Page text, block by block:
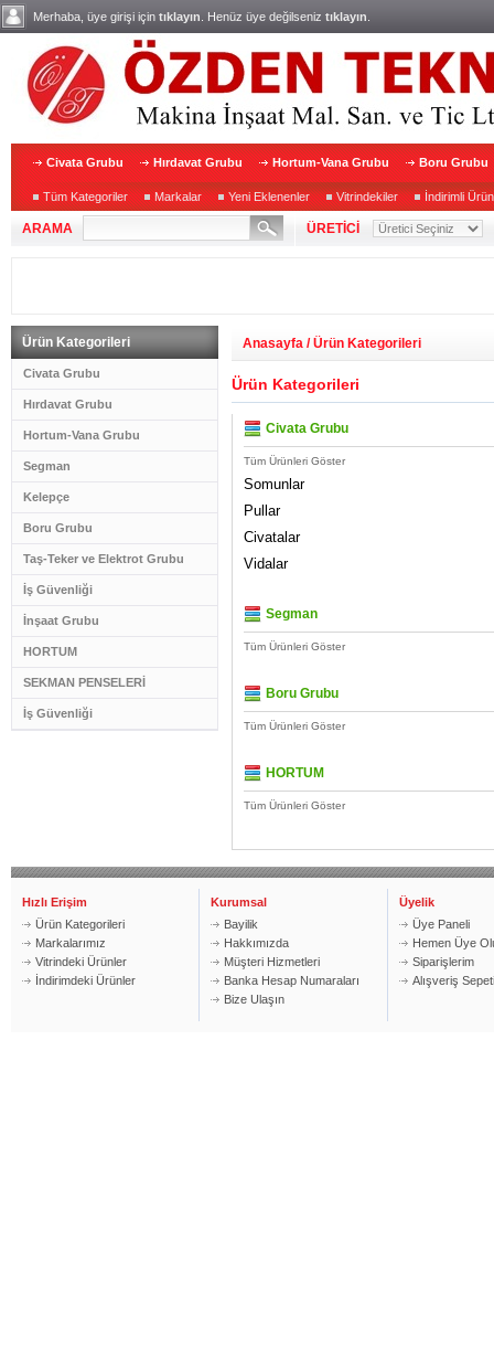
Merhaba, üye girişi için tıklayın . Henüz üye değilseniz tıklayın
Civata Grubu Hırdavat Grubu Hortum-Vana Grubu Boru Grubu
Tüm Kategoriler Markalar Yeni Eklenenler Vitrindekiler İndirimli
ARAMA ÜRETİCİ
Ürün Kategorileri
Civata Grubu
Hırdavat Grubu
Hortum-Vana Grubu
Segman
Kelepçe
Boru Grubu
Taş-Teker ve Elektrot Grubu
İş Güvenliği
İnşaat Grubu
HORTUM
SEKMAN PENSELERİ
İş Güvenliği
Anasayfa / Ürün Kategorileri
Ürün Kategorileri
Civata Grubu
Tüm Ürünleri Göster
Somunlar
Pullar
Civatalar
Vidalar
Segman
Tüm Ürünleri Göster
Boru Grubu
Tüm Ürünleri Göster
HORTUM
Tüm Ürünleri Göster
Hızlı Erişim
Ürün Kategorileri
Markalarımız
Vitrindeki Ürünler
İndirimdeki Ürünler
Kurumsal
Bayilik
Hakkımızda
Müşteri Hizmetleri
Banka Hesap Numaraları
Bize Ulaşın
Üyelik
Üye Paneli
Hemen Üye
Siparişlerim
Alışveriş